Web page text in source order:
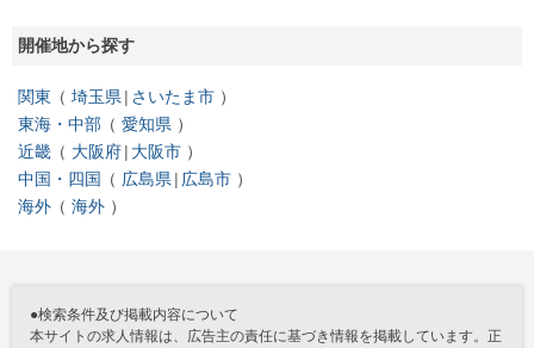
開催地から探す
関東 埼玉県 さいたま市
東海・中部
愛知県
近畿
大阪府 大阪市
中国・四国
広島県 広島市
海外
海外
●検索条件及び掲載内容について
本サイトの求人情報は、広告主の責任に基づき情報を掲載しています。正